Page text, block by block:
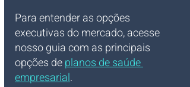
Para entender as opções
executivas do mercado, acesse
nosso guia com as principais
opções de planos de saúde
empresarial.